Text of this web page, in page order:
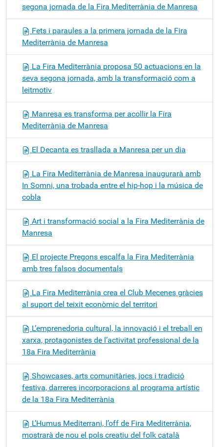
segona jornada de la Fira Mediterrània de Manresa
Fets i paraules a la primera jornada de la Fira
Mediterrània de Manresa
La Fira Mediterrània proposa 50 actuacions en la
seva segona jornada, amb la transformació com a
leitmotiv
Manresa es transforma per acollir la Fira
Mediterrània de Manresa
El Decanta es trasllada a Manresa per un dia
La Fira Mediterrània de Manresa inaugurarà amb
In Somni, una trobada entre el hip-hop i la música de
cobla
Art i transformació social a la Fira Mediterrània de
Manresa
El projecte Pregons escalfa la Fira Mediterrània
amb tres falsos documentals
La Fira Mediterrània crea el Club Mecenes gràcies
al suport del teixit econòmic del territori
L’emprenedoria cultural, la innovació i el treball en
xarxa, protagonistes de l’activitat professional de la
18a Fira Mediterrània
Showcases, arts comunitàries, jocs i tradició
festiva, darreres incorporacions al programa artístic
de la 18a Fira Mediterrània
L’Humus Mediterrani, l’off de Fira Mediterrània,
mostrarà de nou el pols creatiu del folk català